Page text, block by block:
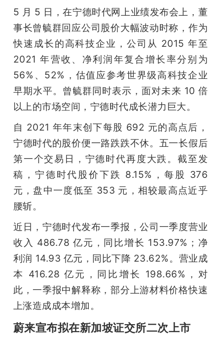
5 月 5 日，在宁德时代网上业绩发布会上，董
事长曾毓群回应公司股价大幅波动时称，作为
快速成长的高科技企业，公司从 2015 年至
2021 年营收、净利润年复合增长率分别为
56%、52%，估值应参考世界级高科技企业
早期水平。曾毓群同时表示，面对未来 10 倍
以上的市场空间，宁德时代成长潜力巨大。
自 2021 年年末创下每股 692 元的高点后，
宁德时代的股价便一路跌跌不休。五一长假后
第一个交易日，宁德时代再度大跌。截至发
稿，宁德时代股价下跌 8.15%，每股 376
元，盘中一度低至 353 元，相较最高点近乎
腰斩。
近日，宁德时代发布一季报，公司一季度营业
收入 486.78 亿元，同比增长 153.97%；净
利润 14.93 亿元，同比下降 23.62%。营业成
本 416.28 亿元，同比增长 198.66%，对
此，一季报中解释称，部分上游材料价格快速
上涨造成成本增加。
蔚来宣布拟在新加坡证交所二次上市